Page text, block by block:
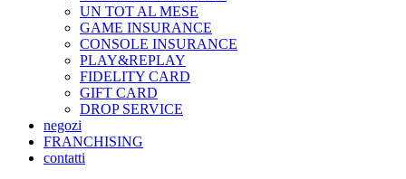
UN TOT AL MESE
GAME INSURANCE
CONSOLE INSURANCE
PLAY&REPLAY
FIDELITY CARD
GIFT CARD
DROP SERVICE
negozi
FRANCHISING
contatti